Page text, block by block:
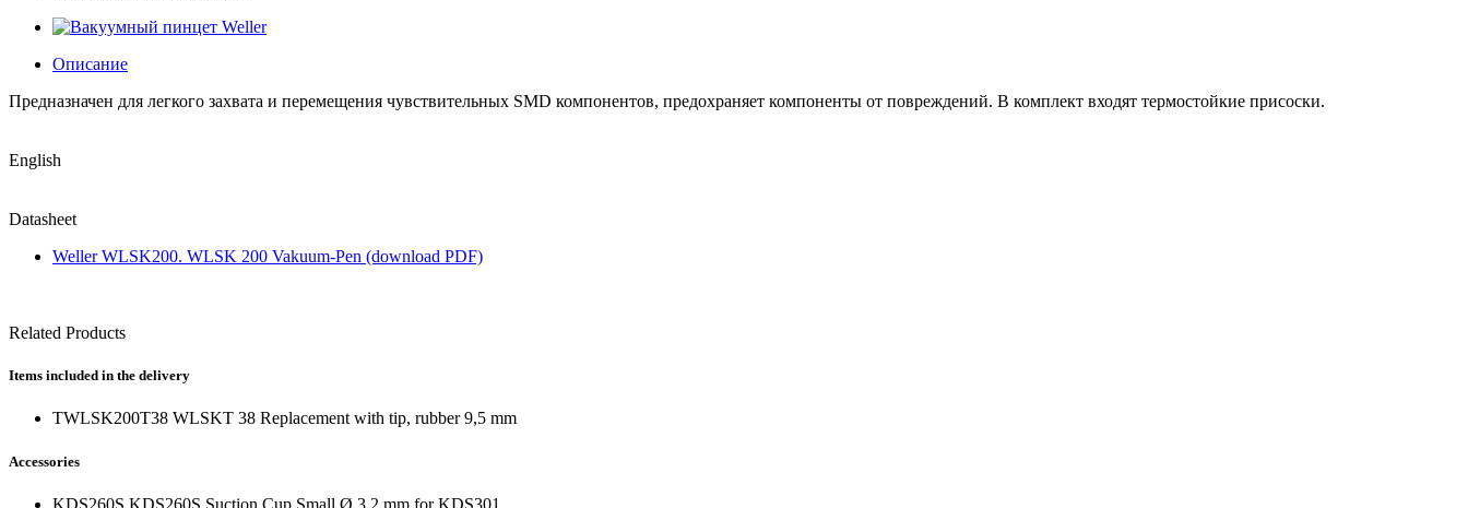
Описание
Предназначен для легкого захвата и перемещения чувствительных SMD компонентов, предохраняет компоненты от повреждений. В комплект входят термостойкие присоски.
English
Datasheet
Weller WLSK200. WLSK 200 Vakuum-Pen (download PDF)
Related Products
Items included in the delivery
TWLSK200T38 WLSKT 38 Replacement with tip, rubber 9,5 mm
Accessories
KDS260S KDS260S Suction Cup Small Ø 3,2 mm for KDS301